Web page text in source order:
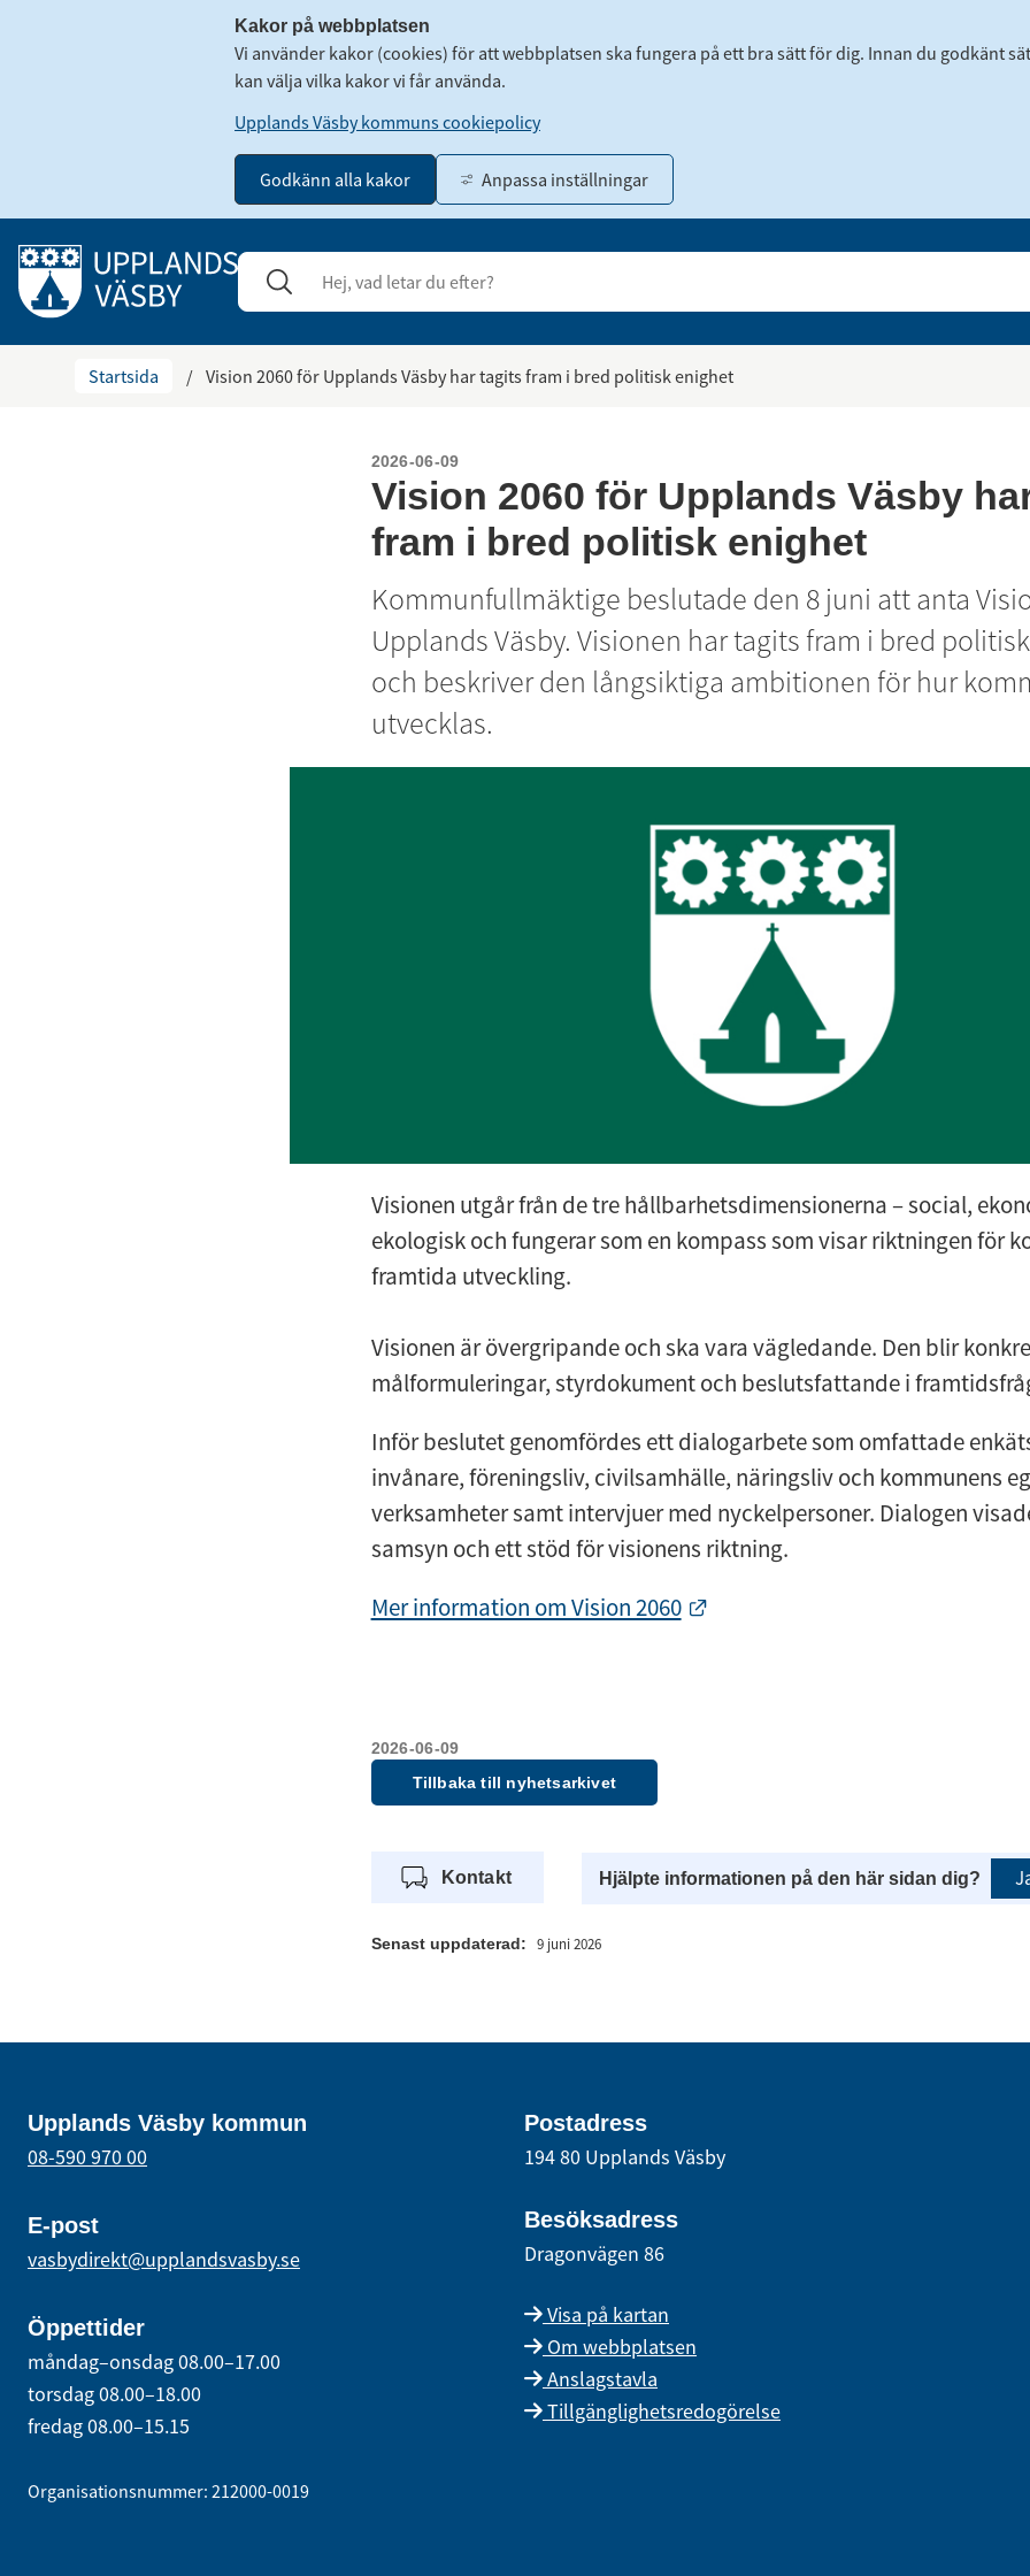
Kakor på webbplatsen
Vi använder kakor (cookies) för att webbplatsen ska fungera på ett bra sätt för dig. Innan du godkänt
kan välja vilka kakor vi får använda.
Upplands Väsby kommuns cookiepolicy
Godkänn alla kakor Anpassa inställningar
Gå till innehåll
Sök
Startsida / Vision 2060 för Upplands Väsby har tagits fram i bred politisk enighet
2026-06-09
Vision 2060 för Upplands Väsby
fram i bred politisk enighet
Kommunfullmäktige beslutade den 8 juni att anta
Upplands Väsby. Visionen har tagits fram i bred
och beskriver den långsiktiga ambitionen för hur
utvecklas.
Visionen utgår från de tre hållbarhetsdimensionerna – social,
ekologisk och fungerar som en kompass som visar riktningen för
framtida utveckling.
Visionen är övergripande och ska vara vägledande. Den blir
målformuleringar, styrdokument och beslutsfattande i
Inför beslutet genomfördes ett dialogarbete som omfattade
invånare, föreningsliv, civilsamhälle, näringsliv och kommunens
verksamheter samt intervjuer med nyckelpersoner. Dialogen
samsyn och ett stöd för visionens riktning.
Mer information om Vision 2060
2026-06-09
Tillbaka till nyhetsarkivet
Kontakt Hjälpte informationen på den här sidan dig?
Senast uppdaterad: 9 juni 2026
Upplands Väsby kommun
08-590 970 00
E-post
vasbydirekt@upplandsvasby.se
Öppettider
måndag–onsdag 08.00–17.00
torsdag 08.00–18.00
fredag 08.00–15.15
Organisationsnummer: 212000-0019
Postadress
194 80 Upplands Väsby
Besöksadress
Dragonvägen 86
Visa på kartan
Om webbplatsen
Anslagstavla
Tillgänglighetsredogörelse